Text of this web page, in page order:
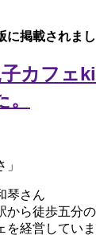
に掲載されまし
琴さん
から徒歩五分
経営していま